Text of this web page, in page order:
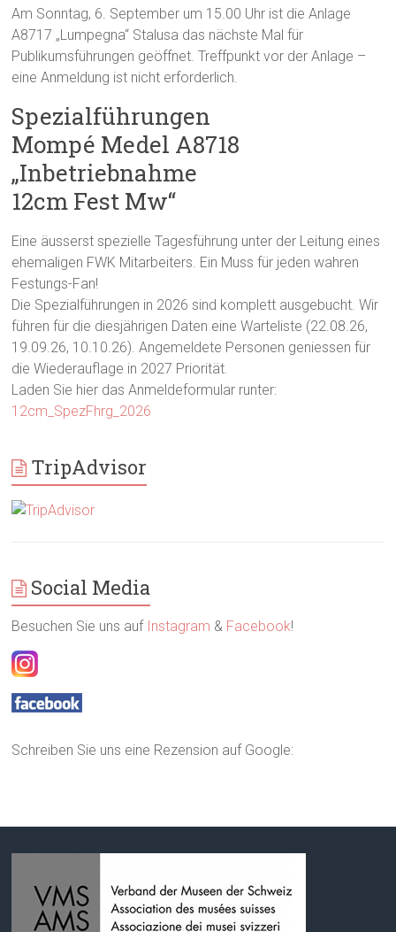
Am Sonntag, 6. September um 15.00 Uhr ist die Anlage
A8717 „Lumpegna“ Stalusa das nächste Mal für
Publikumsführungen geöffnet. Treffpunkt vor der Anlage –
eine Anmeldung ist nicht erforderlich.
Spezialführungen
Mompé Medel A8718
„Inbetriebnahme
12cm Fest Mw“
Eine äusserst spezielle Tagesführung unter der Leitung eines
ehemaligen FWK Mitarbeiters. Ein Muss für jeden wahren
Festungs-Fan!
Die Spezialführungen in 2026 sind komplett ausgebucht. Wir
führen für die diesjährigen Daten eine Warteliste (22.08.26,
19.09.26, 10.10.26). Angemeldete Personen geniessen für
die Wiederauflage in 2027 Priorität.
Laden Sie hier das Anmeldeformular runter:
12cm_SpezFhrg_2026
TripAdvisor
Social Media
Besuchen Sie uns auf Instagram & Facebook!
Schreiben Sie uns eine Rezension auf Google: